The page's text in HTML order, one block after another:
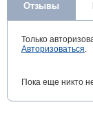
Отзывы
Только
Авторизоваться.
Пока еще никто